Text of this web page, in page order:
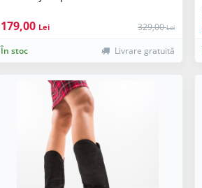
179,00 Lei 329,00Lei
În stoc Livrare gratuită